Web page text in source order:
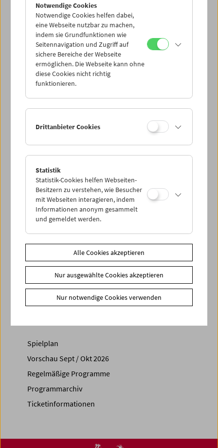
Was ist Film wird jeden Dienstagabend in zwei
Vorstellungen in der von Peter Kubelka intendierten Form
gezeigt. Ermäßigte Tickets (3 Euro) für Studierende mit
Mitgliedschaft.
Das Buch zum Zyklus –Was ist Film: Peter Kubelkas
Zyklisches Programm im Österreichischen Filmmuseum
an der Kassa des Filmmuseums um 9 Euro erhältlich.
Zusätzliche Materialien
BücherWas ist Film - Peter Kubelkas Zyklisches Programm im
DVDsPeter Kubelka - Film als Ereignis, Film als Sprache, Denken
als Film
Fragments of Kubelka - Martina Kudláček
Bücher Dietmar Brehm. Party. Filme 1974 - 2003
BücherRobert Beavers
BücherRobert Beavers. Die ausgestreckte Hand
BücherJonas Mekas - Der Flaneur mit der Kamera
BücherTwo Films by Owen Land
Avantgardefilm - Österreich. 1950 bis heute
Regelmäßiges Programm: Was ist Film
Share on
Spielplan
Vorschau Sept / Okt 2026
Regelmäßige Programme
Programmarchiv
Ticketinformationen
Notwendige Cookies
Notwendige Cookies helfen dabei,
eine Webseite nutzbar zu machen,
indem sie Grundfunktionen wie
Seitennavigation und Zugriff auf
sichere Bereiche der Webseite
ermöglichen. Die Webseite kann ohne
diese Cookies nicht richtig
funktionieren.
Drittanbieter Cookies
Statistik
Statistik-Cookies helfen Webseiten-
Besitzern zu verstehen, wie Besucher
mit Webseiten interagieren, indem
Informationen anonym gesammelt
und gemeldet werden.
Alle Cookies akzeptieren
Nur ausgewählte Cookies akzeptieren
Nur notwendige Cookies verwenden